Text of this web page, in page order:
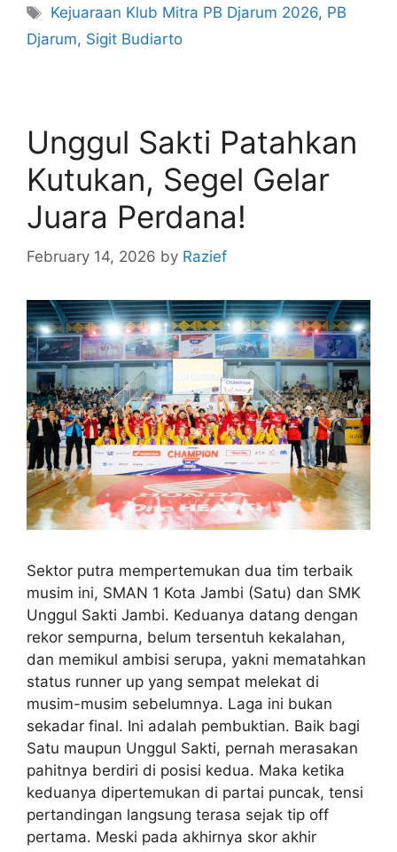
Kejuaraan Klub Mitra PB Djarum 2026, PB
Djarum, Sigit Budiarto
Unggul Sakti Patahkan
Kutukan, Segel Gelar
Juara Perdana!
February 14, 2026 by Razief
Sektor putra mempertemukan dua tim terbaik
musim ini, SMAN 1 Kota Jambi (Satu) dan SMK
Unggul Sakti Jambi. Keduanya datang dengan
rekor sempurna, belum tersentuh kekalahan,
dan memikul ambisi serupa, yakni mematahkan
status runner up yang sempat melekat di
musim-musim sebelumnya. Laga ini bukan
sekadar final. Ini adalah pembuktian. Baik bagi
Satu maupun Unggul Sakti, pernah merasakan
pahitnya berdiri di posisi kedua. Maka ketika
keduanya dipertemukan di partai puncak, tensi
pertandingan langsung terasa sejak tip off
pertama. Meski pada akhirnya skor akhir